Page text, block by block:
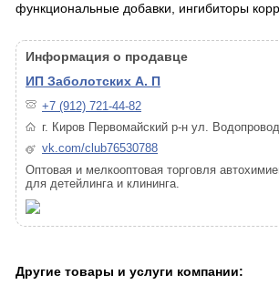
функциональные добавки, ингибиторы
Информация о продавце
ИП Заболотских А. П
+7 (912) 721-44-82
г. Киров Первомайский р-н ул.
vk.com/club76530788
Оптовая и мелкооптовая торговля
для детейлинга и клининга.
Другие товары и услуги компании: